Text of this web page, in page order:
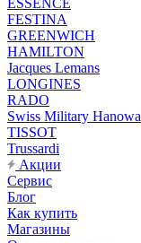
ESSENCE
FESTINA
GREENWICH
HAMILTON
Jacques Lemans
LONGINES
RADO
Swiss Military Hanowa
TISSOT
Trussardi
Акции
Сервис
Блог
Как купить
Магазины